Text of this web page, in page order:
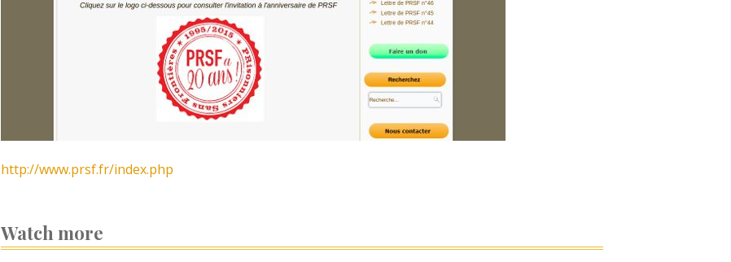
http://www.prsf.fr/index.php
Watch more